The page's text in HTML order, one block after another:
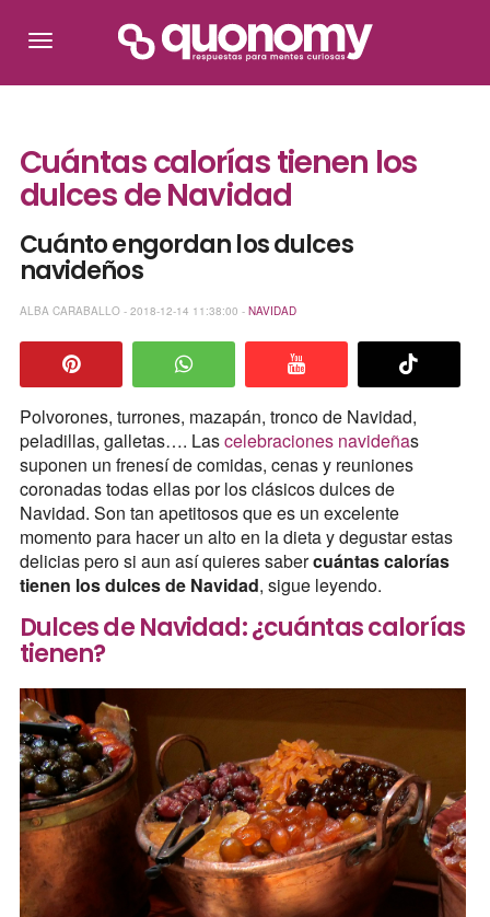
Cuántas calorías tienen los
dulces de Navidad
Cuánto engordan los dulces
navideños
ALBA CARABALLO - 2018-12-14 11:38:00 - NAVIDAD
Polvorones, turrones, mazapán, tronco de Navidad,
peladillas, galletas…. Lascelebraciones navideñas
suponen un frenesí de comidas, cenas y reuniones
coronadas todas ellas por los clásicos dulces de
Navidad. Son tan apetitosos que es un excelente
momento para hacer un alto en la dieta y degustar estas
delicias pero si aun así quieres sabercuántas calorías
tienen los dulces de Navidad, sigue leyendo.
Dulces de Navidad: ¿cuántas calorías
tienen?